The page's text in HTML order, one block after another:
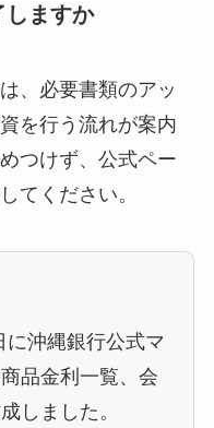
しますか
、必要書類のアッ
を行う流れが案内
つけず、公式ペー
てください。
に沖縄銀行公式マ
品金利一覧、会
しました。